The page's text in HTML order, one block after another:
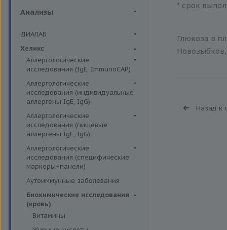
Анализы
ДИАЛАБ
Биохимия крови
Хеликс
Аллергологические
исследования (IgE, ImmunoCAP)
Аллергены животных
Аллергены пыльцы
Бытовые аллергены
Пищевые аллегрены
Аллергологические
исследования (индивидуальные
аллергены IgE, IgG)
Аллергены гельминтов IgE
Аллергены деревьев IgE, IgG
Аллергены металлов IgE
Аллергены сорных трав IgE
Аллергены трав IgE
Бытовые аллергены IgE, IgG
Инсектные аллергены IgE
Лекарственные аллергены IgE,
Аллергологические
исследования (пищевые
аллергены IgE, IgG)
Пищевые аллегрены IgE
Пищевые аллегрены IgG
Аллергологические
исследования (специфические
маркеры+панели)
Неспецифические маркеры
аллергических реакций
Определение специфических
иммуноглобулинов класса G
Аутоиммунные заболевания
Биохимические исследования
(кровь)
Витамины
* срок
Глюкоза в
Назад к